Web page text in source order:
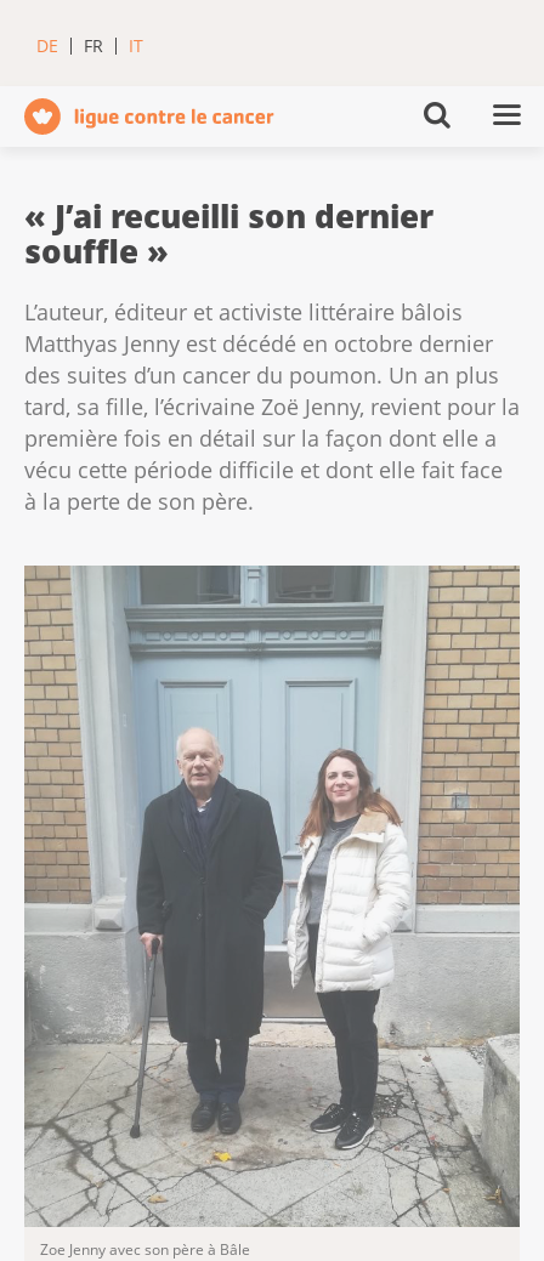
DE FR IT
« J’ai recueilli son dernier
souffle »
L’auteur, éditeur et activiste littéraire bâlois
Matthyas Jenny est décédé en octobre dernier
des suites d’un cancer du poumon. Un an plus
tard, sa fille, l’écrivaine Zoë Jenny, revient pour la
première fois en détail sur la façon dont elle a
vécu cette période difficile et dont elle fait face
à la perte de son père.
Zoe Jenny avec son père à Bâle